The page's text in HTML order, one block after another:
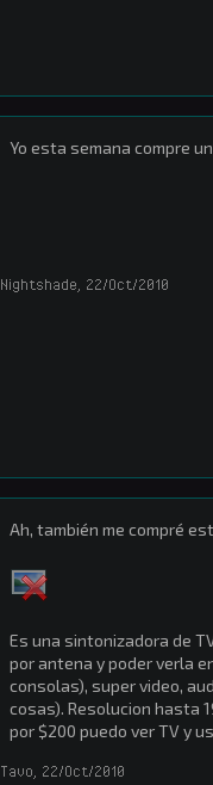
Yo esta semana compre
Nightshade, 22/Oct/2010
Ah, también me compré
Es una sintonizadora de
por antena y poder verla
consolas), super video,
cosas). Resolucion hasta
por $200 puedo ver TV y
Tavo 22/Oct/2010